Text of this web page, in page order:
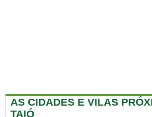
AS CIDADES E VILAS
TAIÓ